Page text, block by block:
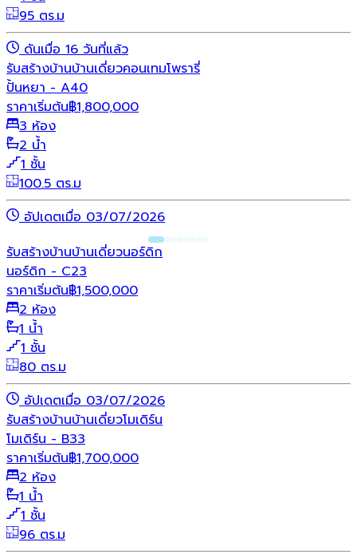
95 ตร.ม
ดันเมื่อ 16 วันที่แล้ว
รับสร้างบ้านบ้านเดี่ยวคอนเทมโพรารี่
ปั้นหยา - A40
ราคาเริ่มต้น฿1,800,000
3 ห้อง
2 น้ำ
1 ชั้น
100.5 ตร.ม
อัปเดตเมื่อ 03/07/2026
รับสร้างบ้านบ้านเดี่ยวนอร์ดิก
นอร์ดิก - C23
ราคาเริ่มต้น฿1,500,000
2 ห้อง
1 น้ำ
1 ชั้น
80 ตร.ม
อัปเดตเมื่อ 03/07/2026
รับสร้างบ้านบ้านเดี่ยวโมเดิร์น
โมเดิร์น - B33
ราคาเริ่มต้น฿1,700,000
2 ห้อง
1 น้ำ
1 ชั้น
96 ตร.ม